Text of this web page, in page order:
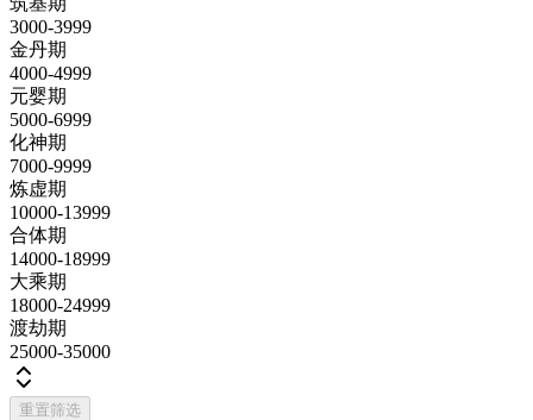
3000-3999
金丹期
4000-4999
元婴期
5000-6999
化神期
7000-9999
炼虚期
10000-13999
合体期
14000-18999
大乘期
18000-24999
渡劫期
25000-35000
重置筛选